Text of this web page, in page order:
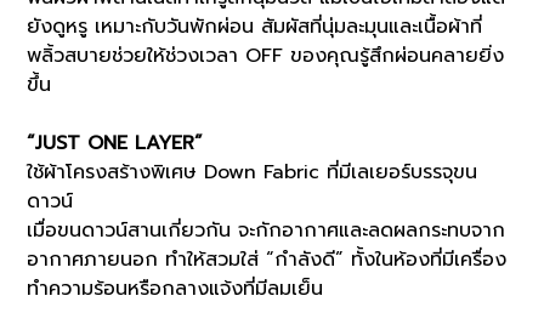
ยังดูหรู เหมาะกับวันพักผ่อน สัมผัสที่นุ่มละมุนและเนื้อผ้าที่
พลิ้วสบายช่วยให้ช่วงเวลา OFF ของคุณรู้สึกผ่อนคลายยิ่ง
ขึ้น
“JUST ONE LAYER”
ใช้ผ้าโครงสร้างพิเศษ Down Fabric ที่มีเลเยอร์บรรจุขน
ดาวน์
เมื่อขนดาวน์สานเกี่ยวกัน จะกักอากาศและลดผลกระทบจาก
อากาศภายนอก ทำให้สวมใส่ “กำลังดี” ทั้งในห้องที่มีเครื่อง
ทำความร้อนหรือกลางแจ้งที่มีลมเย็น